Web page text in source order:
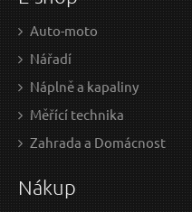
Auto-moto
Nářadí
Náplně a kapaliny
Měřící technika
Zahrada a Domácnost
Nákup